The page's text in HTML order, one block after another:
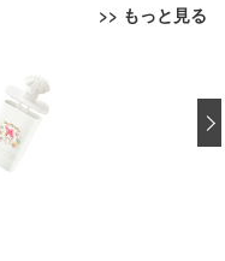
>> もっと見る
ュ 在宅ワーク H-WY01